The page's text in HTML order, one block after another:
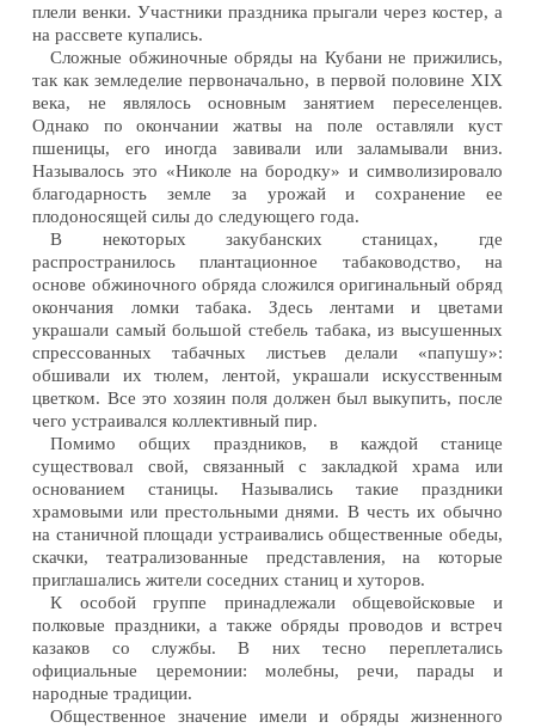
плели венки. Участники праздника прыгали через костер, а
на рассвете купались.
Сложные обжиночные обряды на Кубани не прижились,
так как земледелие первоначально, в первой половине XIX
века, не являлось основным занятием переселенцев.
Однако по окончании жатвы на поле оставляли куст
пшеницы, его иногда завивали или заламывали вниз.
Называлось это «Николе на бородку» и символизировало
благодарность земле за урожай и сохранение ее
плодоносящей силы до следующего года.
В некоторых закубанских станицах, где
распространилось плантационное табаководство, на
основе обжиночного обряда сложился оригинальный обряд
окончания ломки табака. Здесь лентами и цветами
украшали самый большой стебель табака, из высушенных
спрессованных табачных листьев делали «папушу»:
обшивали их тюлем, лентой, украшали искусственным
цветком. Все это хозяин поля должен был выкупить, после
чего устраивался коллективный пир.
Помимо общих праздников, в каждой станице
существовал свой, связанный с закладкой храма или
основанием станицы. Назывались такие праздники
храмовыми или престольными днями. В честь их обычно
на станичной площади устраивались общественные обеды,
скачки, театрализованные представления, на которые
приглашались жители соседних станиц и хуторов.
К особой группе принадлежали общевойсковые и
полковые праздники, а также обряды проводов и встреч
казаков со службы. В них тесно переплетались
официальные церемонии: молебны, речи, парады и
народные традиции.
Общественное значение имели и обряды жизненного